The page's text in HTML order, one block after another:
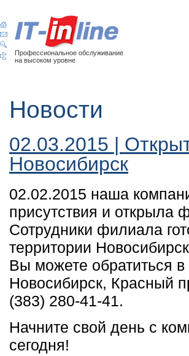
Профессиональное обслуживание
на высоком уровне
Новости
02.03.2015 |
Новосибирск
02.02.2015 наша
присутствия и открыла
Сотрудники филиала
территории
Вы можете обратиться
Новосибирск, Красный
(383) 280-41-41.
Начните свой день с
сегодня!